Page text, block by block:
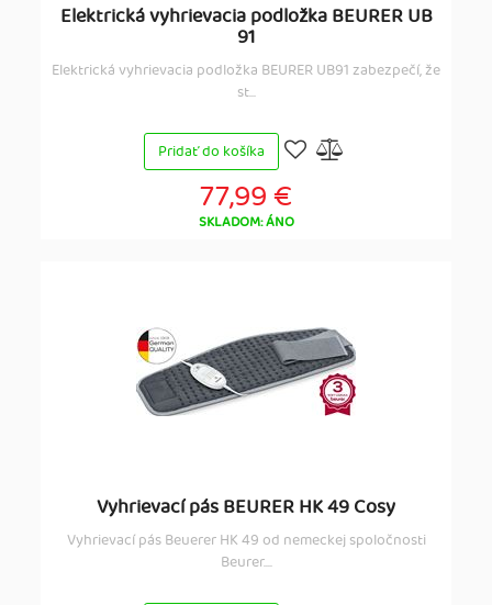
Elektrická vyhrievacia podložka BEURER UB
91
Elektrická vyhrievacia podložka BEURER UB91 zabezpečí, že
st...
Pridať do košíka
77,99 €
SKLADOM: ÁNO
Vyhrievací pás BEURER HK 49 Cosy
Vyhrievací pás Beuerer HK 49 od nemeckej spoločnosti
Beurer....